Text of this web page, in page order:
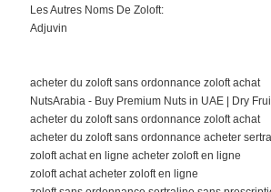
Les Autres Noms De Zoloft:
Adjuvin
acheter du zoloft sans ordonnance zoloft achat
NutsArabia - Buy Premium Nuts in UAE | Dry
acheter du zoloft sans ordonnance zoloft achat
acheter du zoloft sans ordonnance acheter
zoloft achat en ligne acheter zoloft en ligne
zoloft achat acheter zoloft en ligne